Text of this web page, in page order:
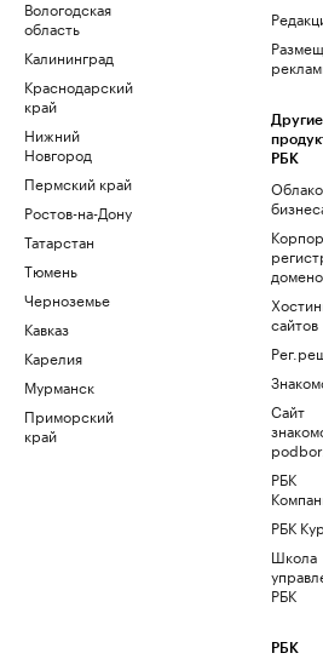
Вологодская
область
Калининград
Краснодарский
край
Нижний
Новгород
Пермский край
Ростов-на-Дону
Татарстан
Тюмень
Черноземье
Кавказ
Карелия
Мурманск
Приморский
край
Другие
РБК
сайтов
Сайт
РБК
РБК
Школа
РБК
РБК